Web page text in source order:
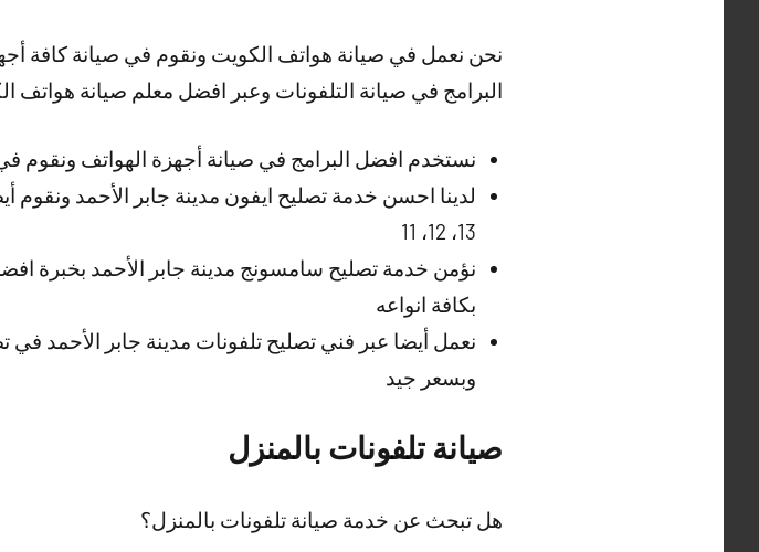
نحن نعمل في صيانة هواتف الكويت ونقوم في صيانة كافة
البرامج في صيانة التلفونات وعبر افضل معلم صيانة هواتف
نستخدم افضل البرامج في صيانة أجهزة الهواتف ونقوم
لدينا احسن خدمة تصليح ايفون مدينة جابر الأحمد ونقوم
13، 12، 11
نؤمن خدمة تصليح سامسونج مدينة جابر الأحمد بخبرة
بكافة انواعه
نعمل أيضا عبر فني تصليح تلفونات مدينة جابر الأحمد
وبسعر جيد
صيانة تلفونات بالمنزل
هل تبحث عن خدمة صيانة تلفونات بالمنزل؟